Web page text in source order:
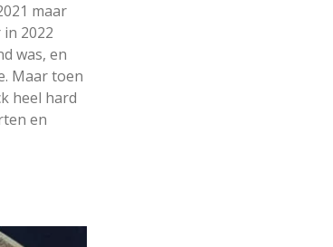
maar
2022
was, en
Maar toen
heel hard
en